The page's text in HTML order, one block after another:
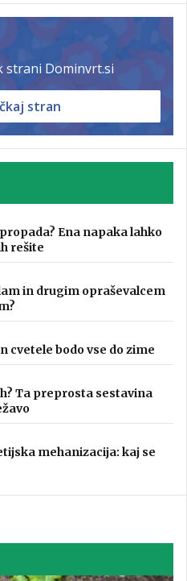
strani Dominvrt.si
stran
Ena napaka lahko
rešite
in drugim opraševalcem
cvetele bodo vse do zime
Ta preprosta sestavina
mehanizacija: kaj se